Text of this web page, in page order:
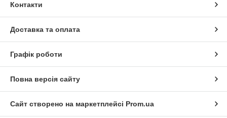
Контакти
Доставка та оплата
Графік роботи
Повна версія сайту
Сайт створено на маркетплейсі Prom.ua